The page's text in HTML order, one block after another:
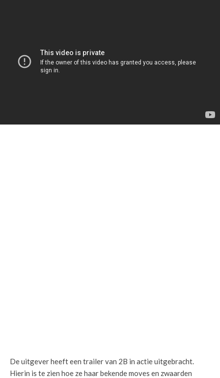
De uitgever heeft een trailer van 2B in actie uitgebracht.
Hierin is te zien hoe ze haar bekende moves en zwaarden